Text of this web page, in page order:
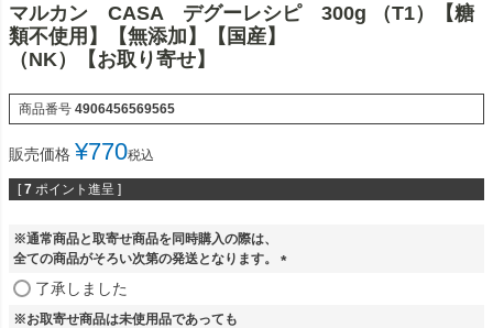
マルカン CASA デグーレシピ 300g （T1）【糖
類不使用】【無添加】【国産】
（NK）【お取り寄せ】
商品番号 4906456569565
販売価格 ¥770税込
[ 7 ポイント進呈 ]
※通常商品と取寄せ商品を同時購入の際は、
全ての商品がそろい次第の発送となります。
了承しました
※お取寄せ商品は未使用品であっても